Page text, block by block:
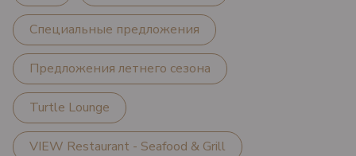
Специальные предложения
Предложения летнего сезона
Turtle Lounge
VIEW Restaurant - Seafood & Grill